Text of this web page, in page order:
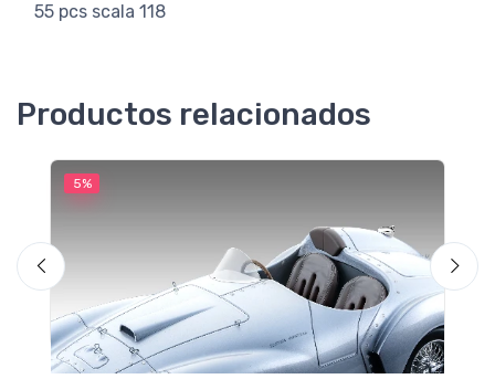
55 pcs scala 118
Productos relacionados
5%